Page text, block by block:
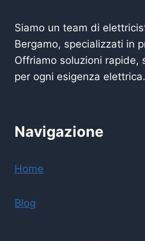
Siamo un team di
Bergamo, specializzati in
Offriamo soluzioni rapide,
per ogni esigenza elettrica.
Navigazione
Home
Blog